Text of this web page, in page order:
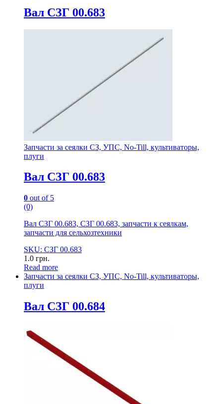
Вал СЗГ 00.683
Запчасти за сеялки СЗ, УПС, No-Till, культиваторы,
плуги
Вал СЗГ 00.683
0 out of 5
(0)
Вал СЗГ 00.683, СЗГ 00.683, запчасти к сеялкам,
запчасти для сельхозтехники
SKU: СЗГ 00.683
1.0 грн.
Read more
Запчасти за сеялки СЗ, УПС, No-Till, культиваторы,
плуги
Вал СЗГ 00.684